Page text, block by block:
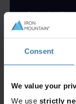
Consent
We value your
We use strictly